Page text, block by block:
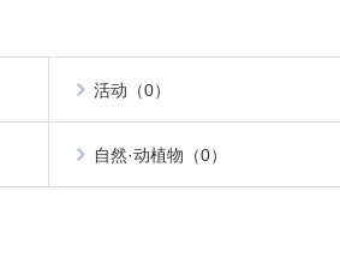
活动（0）
自然·动植物（0）